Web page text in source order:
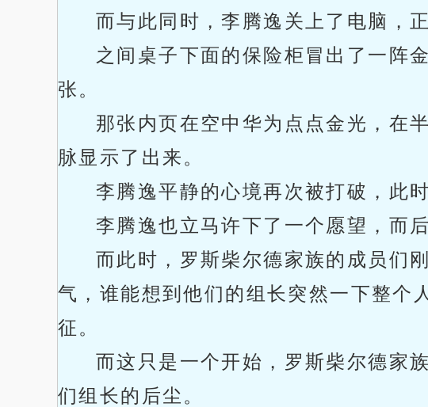
而与此同时，李腾逸关上了电脑，
之间桌子下面的保险柜冒出了一阵
张。
那张内页在空中华为点点金光，在
脉显示了出来。
李腾逸平静的心境再次被打破，此
李腾逸也立马许下了一个愿望，而
而此时，罗斯柴尔德家族的成员们
气，谁能想到他们的组长突然一下整个
征。
而这只是一个开始，罗斯柴尔德家
们组长的后尘。